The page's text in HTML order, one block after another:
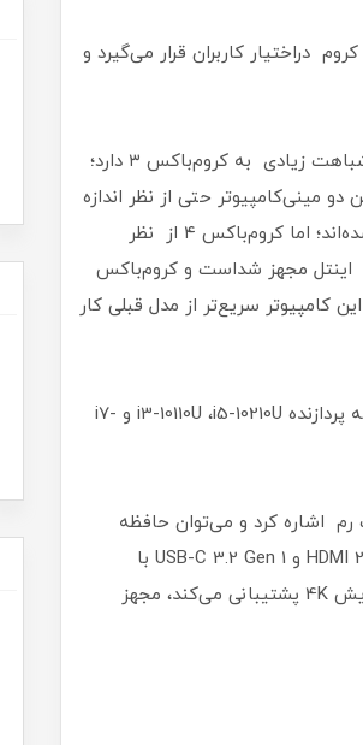
کروم دراختیار کاربران قرار می‌گیرد و
ایسوس به‌تازگی از کروم‌باکس ۴ رونمایی کرده است که از نظر ظاهری، شباهت زیادی به کروم‌باکس ۳ دارد؛
حتی از نظر اندازه
دقیقا شبیه هم هستند و در ابعاد ۵٫۸۵ در ۵٫۸۵ در ۱٫۵۸ اینچ ساخته شده‌اند؛ اما کروم‌باکس ۴ از نظر
۳ به پردازنده نسل هشتم اینتل مجهز شداست و کروم‌باکس
کامپیوتر سریع‌تر از مدل قبلی کار
کروم‌باکس جدید را می‌توان با پردازنده اینتل سلرون 5205U یا با یکی از سه پردازنده i3-10110U ،i5-10210U و i7-
کروم‌باکس ۴ می‌توان به ۴ یا ۸ گیگابایت رم اشاره کرد و می‌توان حافظه
داخلی آن را به ۲۵۶ گیگابایت SSD M.2 ارتقا داد. این مینی‌کامپیوتر به HDMI 2.0 و USB-C 3.2 Gen 1 با
پشتیبانی از Display Port و USB 3.2 Gen 2 Type-A که از سه صفحه‌نمایش 4K پشتیبانی می‌کند، مجهز